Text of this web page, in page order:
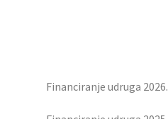
Financiranje udruga 2026.